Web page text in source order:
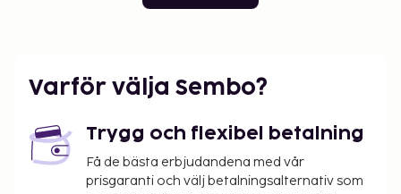
Varför välja Sembo?
Trygg och flexibel betalning
Få de bästa erbjudandena med vår
prisgaranti och välj betalningsalternativ som